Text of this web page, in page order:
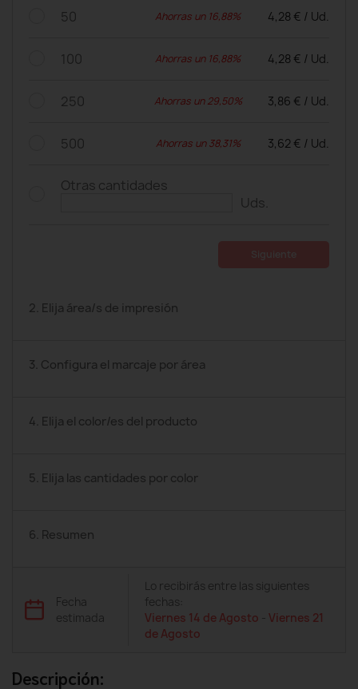
50 Ahorras un 16,88% 4,28 € / Ud.
100 Ahorras un 16,88% 4,28 € / Ud.
250 Ahorras un 29,50% 3,86 € / Ud.
500 Ahorras un 38,31% 3,62 € / Ud.
Otras cantidades
Uds.
2. Elija área/s de impresión
3. Configura el marcaje por área
4. Elija el color/es del producto
5. Elija las cantidades por color
6. Resumen
Fecha
estimada
Lo recibirás entre las siguientes
fechas:
Viernes 14 de Agosto -Viernes 21
de Agosto
Descripción: